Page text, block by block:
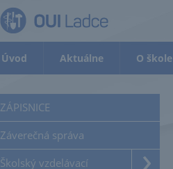
Úvod Aktuálne O škole
ZÁPISNICE
Záverečná správa
Školský vzdelávací